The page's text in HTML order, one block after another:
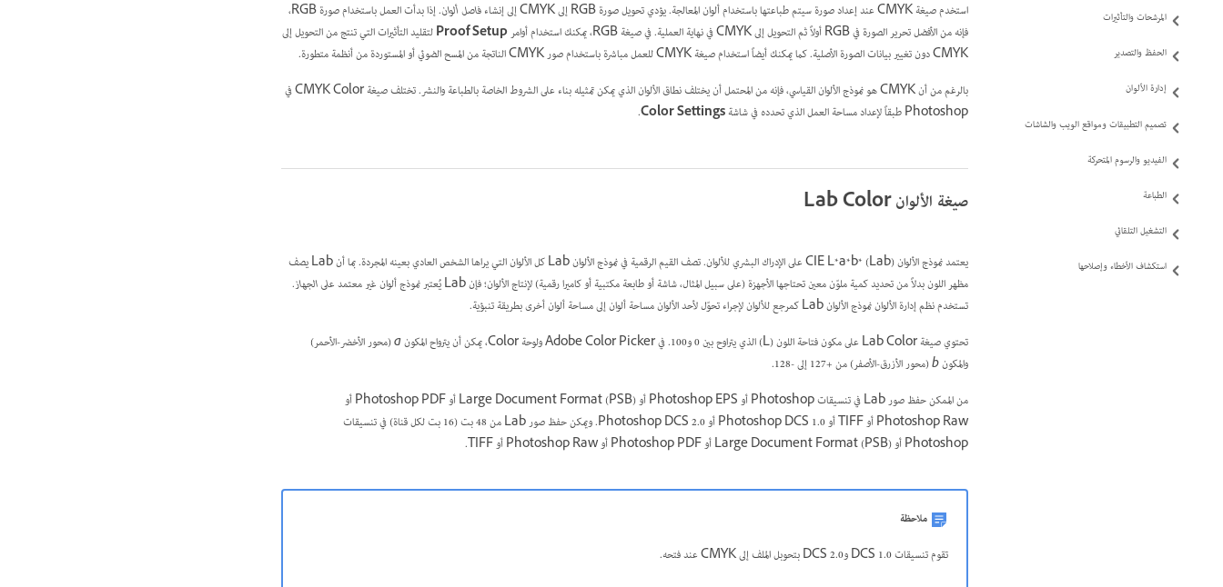
المرشحات والتأثيرات
الحفظ والتصدير
إدارة الألوان
تصميم التطبيقات ومواقع الويب والشاشات
الفيديو والرسوم المتحركة
الطباعة
التشغيل التلقائي
استكشاف الأخطاء وإصلاحها
استخدم صيغة CMYK عند إعداد صورة سيتم طباعتها باستخدام ألوان المعالجة. يؤدي تحويل صورة RGB إلى CMYK إلى إنشاء
فاصل ألوان
. إذا بدأت العمل باستخدام صورة RGB،
فإنه من الأفضل تحرير الصورة في RGB أولاً ثم التحويل إلى CMYK في نهاية العملية. في صيغة RGB، يمكنك استخدام أوامر
Proof Setupلتقليد التأثيرات التي تنتج من التحويل إلى
CMYK دون تغيير بيانات الصورة الأصلية. كما يمكنك أيضاً استخدام صيغة CMYK للعمل مباشرة باستخدام صور CMYK الناتجة من المسح الضوئي أو المستوردة من أنظمة متطورة.
بالرغم من أن CMYK هو نموذج الألوان القياسي، فإنه من المحتمل أن يختلف نطاق الألوان الذي يمكن تمثيله بناء على الشروط الخاصة بالطباعة والنشر. تختلف صيغة CMYK Color في
Photoshop طبقاً لإعداد مساحة العمل الذي تحدده في شاشة
Color Settings
.
صيغة الألوان Lab Color
يعتمد نموذج الألوان CIE L*a*b* ‪(Lab)‬ على الإدراك البشري للألوان. تصف القيم الرقمية في نموذج الألوان Lab كل الألوان التي يراها الشخص العادي بعينه المجردة. بما أن Lab يصف
مظهر اللون بدلاً من تحديد كمية ملوّن معين تحتاجها الأجهزة (على سبيل المثال، شاشة أو طابعة مكتبية أو كاميرا رقمية) لإنتاج الألوان؛ فإن Lab يُعتبر نموذج ألوان
غير معتمد على الجهاز.
تستخدم نظم إدارة الألوان نموذج الألوان Lab كمرجع للألوان لإجراء تحوّل لأحد الألوان مساحة ألوان إلى مساحة ألوان أخرى بطريقة تنبؤية.
تحتوي صيغة Lab Color على مكون فتاحة اللون (L) الذي يتراوح بين 0 و100. في Adobe Color Picker ولوحة Color، يمكن أن يترواح المكون
a(محور الأخضر-الأحمر)
والمكونb(محور الأزرق-الأصفر) من +127 إلى -128.
من الممكن حفظ صور Lab في تنسيقات Photoshop أو Photoshop EPS أو Large Document Format (PSB)‎ أو Photoshop PDF أو
Photoshop Raw أو TIFF أو Photoshop DCS 1.0 أو Photoshop DCS 2.0. ويمكن حفظ صور Lab من 48 بت (16 بت لكل قناة) في تنسيقات
Photoshop أو Large Document Format (PSB)‎ أو Photoshop PDF أو Photoshop Raw أو TIFF.
ملاحظة
تقوم تنسيقات DCS 1.0 وDCS 2.0 بتحوبل الملف إلى CMYK عند فتحه.